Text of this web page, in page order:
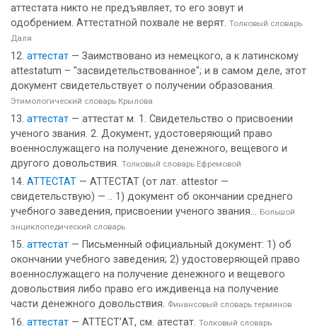
аттестата никто не предъявляет, то его зовут и
одобрением. Аттестатной похвале не верят. Толковый словарь
Даля
аттестат — Заимствовано из немецкого, а к латинскому
attestatum – "засвидетельствованное"; и в самом деле, этот
документ свидетельствует о получении образования.
Этимологический словарь Крылова
аттестат — аттестат м. 1. Свидетельство о присвоении
ученого звания. 2. Документ, удостоверяющий право
военнослужащего на получение денежного, вещевого и
другого довольствия. Толковый словарь Ефремовой
АТТЕСТАТ — АТТЕСТАТ (от лат. attestor —
свидетельствую) — .. 1) документ об окончании среднего
учебного заведения, присвоении ученого звания... Большой
энциклопедический словарь
аттестат — Письменный официальный документ: 1) об
окончании учебного заведения; 2) удостоверяющей право
военнослужащего на получение денежного и вещевого
довольствия либо право его иждивенца на получение
части денежного довольствия. Финансовый словарь терминов
аттестат — АТТЕСТ’АТ, см. атестат. Толковый словарь